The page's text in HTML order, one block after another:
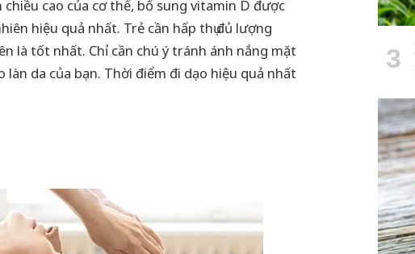
cao của cơ thể, bổ sung vitamin D được
hiệu quả nhất. Trẻ cần hấp thụ đủ lượng
là tốt nhất. Chỉ cần chú ý tránh ánh nắng mặt
da của bạn. Thời điểm đi dạo hiệu quả nhất